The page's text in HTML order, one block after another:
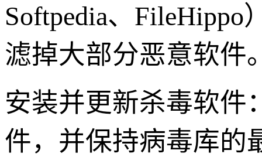
Softpedia、
滤掉大部分恶意软件
安装并更新杀毒软件
件，并保持病毒库的